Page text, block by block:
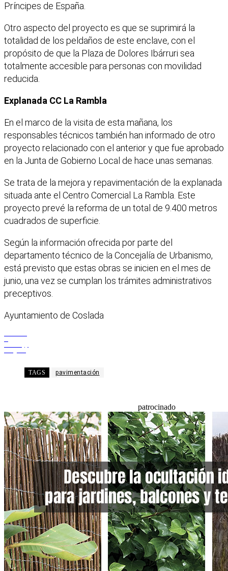
Príncipes de España.
Otro aspecto del proyecto es que se suprimirá la
totalidad de los peldaños de este enclave, con el
propósito de que la Plaza de Dolores Ibárruri sea
totalmente accesible para personas con movilidad
reducida.
Explanada CC La Rambla
En el marco de la visita de esta mañana, los
responsables técnicos también han informado de otro
proyecto relacionado con el anterior y que fue aprobado
en la Junta de Gobierno Local de hace unas semanas.
Se trata de la mejora y repavimentación de la explanada
situada ante el Centro Comercial La Rambla. Este
proyecto prevé la reforma de un total de 9.400 metros
cuadrados de superficie.
Según la información ofrecida por parte del
departamento técnico de la Concejalía de Urbanismo,
está previsto que estas obras se inicien en el mes de
junio, una vez se cumplan los trámites administrativos
preceptivos.
Ayuntamiento de Coslada
TAGS pavimentación
patrocinado